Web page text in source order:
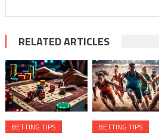
RELATED ARTICLES
BETTING TIPS BETTING TIPS